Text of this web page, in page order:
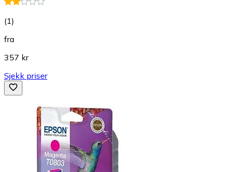
(1)
fra
357 kr
Sjekk priser